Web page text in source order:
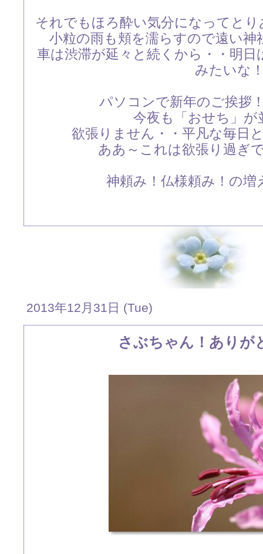
それでもほろ酔い気分になってと
小粒の雨も頬を濡らすので遠い
車は渋滞が延々と続くから・・明
みたいな
パソコンで新年のご挨拶
今夜も「おせち」が
欲張りません・・平凡な毎日
ああ～これは欲張り過ぎ
神頼み！仏様頼み！の増
2013年12月31日 (Tue)
さぶちゃん！ありが